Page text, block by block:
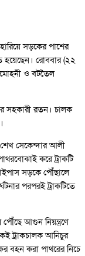
সড়কের পাশের
হয়েছেন। রোববার (২২
ও বটতৈল
সহকারী রতন। চালক
শেখ সেকেন্দার আলী
করে ট্রাকটি
সড়কে পৌঁছালে
পরপরই ট্রাকটিতে
পৌঁছে আগুন নিয়ন্ত্রণে
ট্রাকচালক আনিচুর
বহন করা পাথরের নিচে